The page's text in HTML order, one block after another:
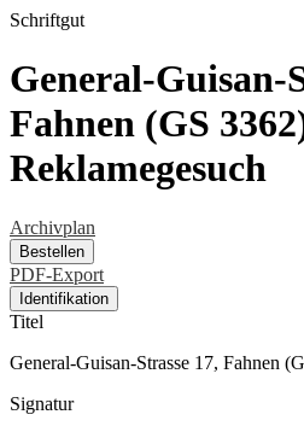
Schriftgut
General-Guisan-
Fahnen (GS
Reklamegesuch
Archivplan
Bestellen
PDF-Export
Identifikation
Titel
General-Guisan-Strasse 17, Fahnen
Signatur